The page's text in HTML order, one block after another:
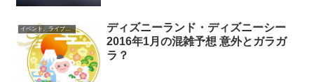
イベント、ライブ最新情報
ディズニーランド・ディズニーシー
2016年1月の混雑予想 意外とガラガ
ラ？